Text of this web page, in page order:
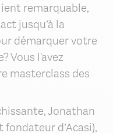
remarquable,
jusqu’à la
démarquer votre
Vous l'avez
masterclass des
Jonathan
d’Acasi),